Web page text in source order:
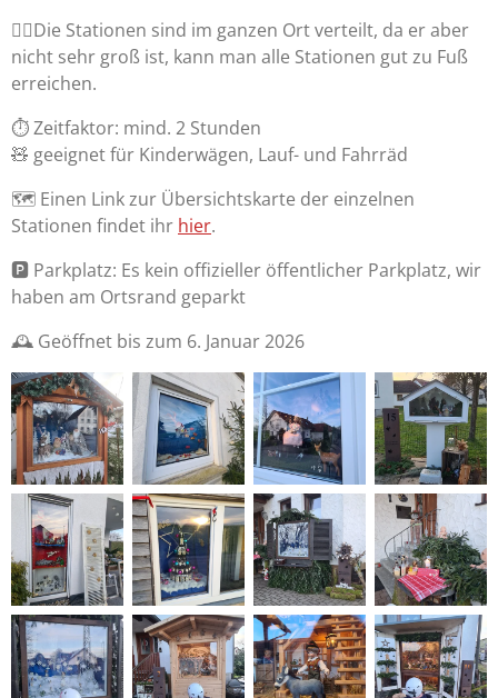
🚶‍♀️Die Stationen sind im ganzen Ort verteilt, da er aber
nicht sehr groß ist, kann man alle Stationen gut zu Fuß
erreichen.
⏱️ Zeitfaktor: mind. 2 Stunden
🧸 geeignet für Kinderwägen, Lauf- und Fahrräd
🗺 Einen Link zur Übersichtskarte der einzelnen
Stationen findet ihr hier.
🅿️ Parkplatz: Es kein offizieller öffentlicher Parkplatz, wir
haben am Ortsrand geparkt
🕰 Geöffnet bis zum 6. Januar 2026